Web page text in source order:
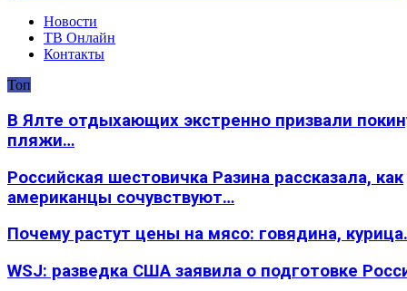
Новости
ТВ Онлайн
Контакты
Топ
В Ялте отдыхающих экстренно призвали
пляжи…
Российская шестовичка Разина рассказала, как
американцы сочувствуют…
Почему растут цены на мясо: говядина,
WSJ: разведка США заявила о подготовке